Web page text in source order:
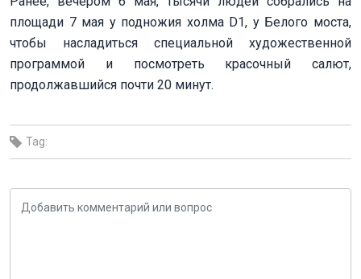
площади 7 мая у подножия холма D1, у Белого моста,
чтобы насладиться специальной художественной
программой и посмотреть красочный салют,
продолжавшийся почти 20 минут.
Tag: